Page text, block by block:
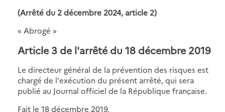
(Arrêté du 2 décembre 2024, article 2)
« Abrogé »
Article 3 de l'arrêté du 18 décembre 2019
Le directeur général de la prévention des risques est
chargé de l'exécution du présent arrêté, qui sera
publié au Journal officiel de la République française.
Fait le 18 décembre 2019.